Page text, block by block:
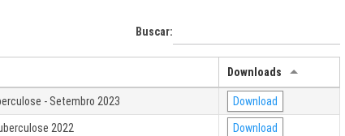
Buscar:
Downloads
- Setembro 2023 Download
2022 Download